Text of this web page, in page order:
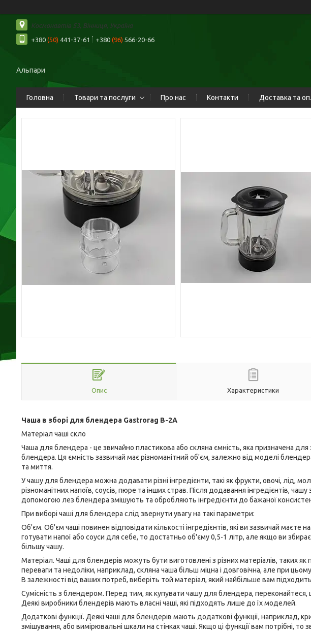
Космонавтів 53, Вінниця, Україна
+380 (50) 441-37-61 +380 (96) 566-20-66
Альпари
Головна Товари та послуги Про нас Контакти Доставка та
Опис Характеристики
Чаша в зборі для блендера Gastrorag B-2A
Матеріал чаші скло
Чаша для блендера - це звичайно пластикова або скляна ємність, яка призначена
блендера. Ця ємність зазвичай має різноманітний об'єм, залежно від моделі
та миття.
У чашу для блендера можна додавати різні інгредієнти, такі як фрукти, овочі, лід,
різноманітних напоїв, соусів, пюре та інших страв. Після додавання інгредієнтів,
допомогою лез блендера змішують та обробляють інгредієнти до бажаної
При виборі чаші для блендера слід звернути увагу на такі параметри:
Об'єм. Об'єм чаші повинен відповідати кількості інгредієнтів, які ви зазвичай маєте
готувати напої або соуси для себе, то достатньо об'єму 0,5-1 літр, але якщо ви
більшу чашу.
Матеріал. Чаші для блендерів можуть бути виготовлені з різних матеріалів, таких
переваги та недоліки, наприклад, скляна чаша більш міцна і довговічна, але при
В залежності від ваших потреб, виберіть той матеріал, який найбільше вам
Сумісність з блендером. Перед тим, як купувати чашу для блендера,
Деякі виробники блендерів мають власні чаші, які підходять лише до їх моделей.
Додаткові функції. Деякі чаші для блендерів мають додаткові функції, наприклад,
змішування, або вимірювальні шкали на стінках чаші. Якщо ці функції вам потрібні, то